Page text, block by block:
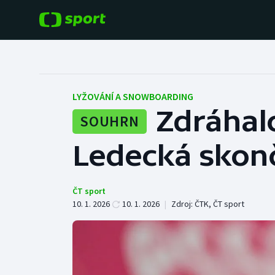
Fotbal
Hokej
Tenis
Cyklistika
Baseball a softbal
Basketbal
Boby a skeleton
LYŽOVÁNÍ A SNOWBOARDING
SOUHRN
Ledecká
ČT sport
10. 1. 2026
10. 1. 2026 | Zdroj: ČTK, ČT sport